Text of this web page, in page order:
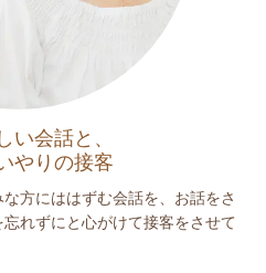
い会話と、
やりの接客
方にははずむ会話を、お話をさ
れずにと心がけて接客をさせて